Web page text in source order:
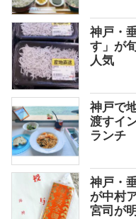
神戸・
す」が
人気
神戸で
渡すイ
ランチ
神戸・
が中村
宮司が